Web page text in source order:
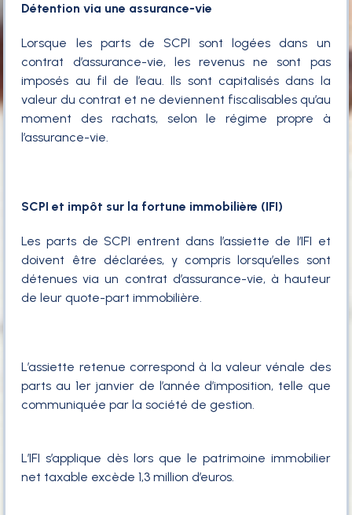
Détention via une assurance-vie
Lorsque les parts de SCPI sont logées dans un
contrat d’assurance-vie, les revenus ne sont pas
imposés au fil de l’eau. Ils sont capitalisés dans la
valeur du contrat et ne deviennent fiscalisables qu’au
moment des rachats, selon le régime propre à
l’assurance-vie.
SCPI et impôt sur la fortune immobilière (IFI)
Les parts de SCPI entrent dans l’assiette de l’IFI et
doivent être déclarées, y compris lorsqu’elles sont
détenues via un contrat d’assurance-vie, à hauteur
de leur quote-part immobilière.
L’assiette retenue correspond à la valeur vénale des
parts au 1er janvier de l’année d’imposition, telle que
communiquée par la société de gestion.
L’IFI s’applique dès lors que le patrimoine immobilier
net taxable excède 1,3 million d’euros.